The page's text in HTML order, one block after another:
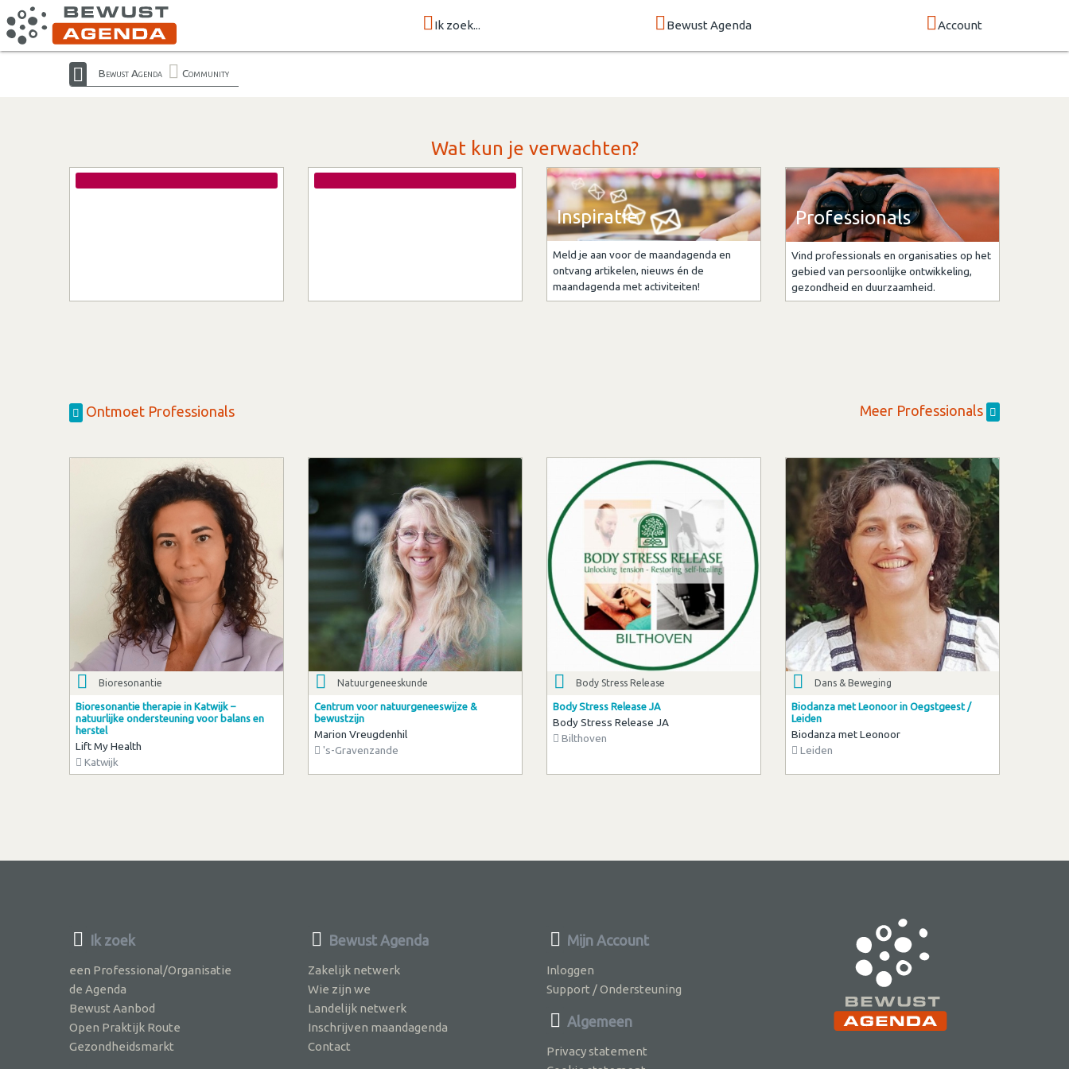
Ik zoek... Bewust Agenda Account
Bewust Agenda Community
Wat kun je verwachten?
Inspiratie
Meld je aan voor de maandagenda en
ontvang artikelen, nieuws én de
maandagenda met activiteiten!
Professionals
Vind professionals en organisaties op het
gebied van persoonlijke ontwikkeling,
gezondheid en duurzaamheid.
Ontmoet Professionals Meer Professionals
Bioresonantie
Bioresonantie therapie in Katwijk –
natuurlijke ondersteuning voor balans en
herstel
Lift My Health
Katwijk
Natuurgeneeskunde
Centrum voor natuurgeneeswijze &
bewustzijn
Marion Vreugdenhil
's-Gravenzande
Body Stress Release
Body Stress Release JA
Body Stress Release JA
Bilthoven
Dans & Beweging
Biodanza met Leonoor in Oegstgeest /
Leiden
Biodanza met Leonoor
Leiden
Ik zoek
een Professional/Organisatie
de Agenda
Bewust Aanbod
Open Praktijk Route
Gezondheidsmarkt
Bewust Agenda
Zakelijk netwerk
Wie zijn we
Landelijk netwerk
Inschrijven maandagenda
Contact
Mijn Account
Inloggen
Support / Ondersteuning
Algemeen
Privacy statement